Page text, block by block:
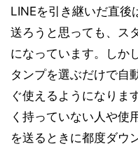
LINEを引き継いだ直後
送ろうと思っても、ス
になっています。しか
タンプを選ぶだけで自
ぐ使えるようになりま
く持っていない人や使
を送るときに都度ダウ